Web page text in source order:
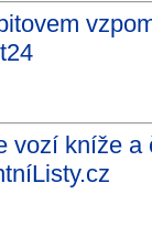
vozí kníže